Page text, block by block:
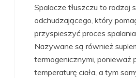
Spalacze tłuszczu to rodzaj
odchudzającego, który
przyspieszyć proces spalania
Nazywane są również
termogenicznymi, ponieważ
temperaturę ciała, a tym